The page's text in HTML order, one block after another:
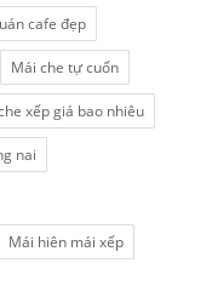
cafe đẹp
Mái che tự cuốn
xếp giá bao nhiêu
nai
Mái hiên mái xếp